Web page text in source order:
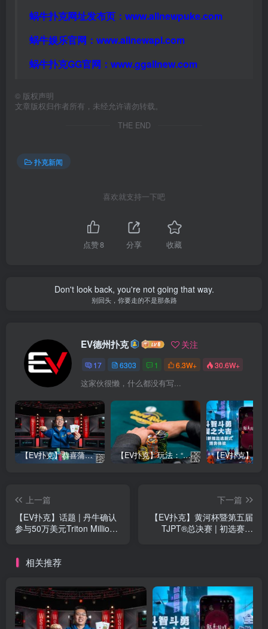
蜗牛扑克网址发布页： www.allnewpuke.com
蜗牛娱乐官网： www.allnewapl.com
蜗牛扑克GG官网： www.ggallnew.com
© 版权声明
文章版权归作者所有，未经允许请勿转载。
THE END
扑克新闻
喜欢就支持一下吧
点赞8 分享 收藏
Don't look back, you're not going that way.
别回头，你要走的不是那条路
EV德州扑克 关注
17 6303 1 6.3W+ 30.6W+
这家伙很懒，什么都没有写...
【EV扑克】恭喜蒲蔚然赛事#65夺冠，收获国人2023WSOP第六条金手链，奖金93万刀！ 【EV扑克】玩法：“松弱鱼/松凶鱼打法”的基本攻略
上一篇
【EV扑克】话题 | 丹牛确认
参与50万美元Triton Million
下一篇
【EV扑克】黄河杯暨第五届
TJPT®总决赛 | 初选赛结
相关推荐